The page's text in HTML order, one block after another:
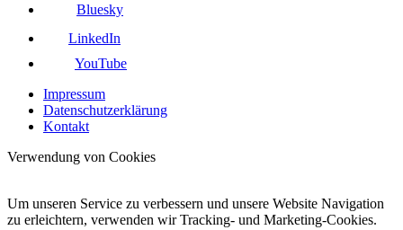
Bluesky
LinkedIn
YouTube
Impressum
Datenschutzerklärung
Kontakt
Verwendung von Cookies
Um unseren Service zu verbessern und unsere Website Navigation
zu erleichtern, verwenden wir Tracking- und Marketing-Cookies.